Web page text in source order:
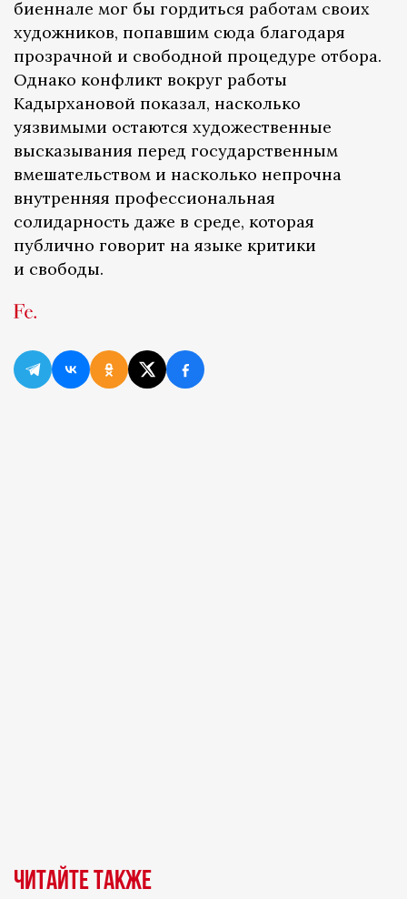
биеннале мог бы гордиться работам своих
художников, попавшим сюда благодаря
прозрачной и свободной процедуре отбора.
Однако конфликт вокруг работы
Кадырхановой показал, насколько
уязвимыми остаются художественные
высказывания перед государственным
вмешательством и насколько непрочна
внутренняя профессиональная
солидарность даже в среде, которая
публично говорит на языке критики
и свободы.
Читайте также